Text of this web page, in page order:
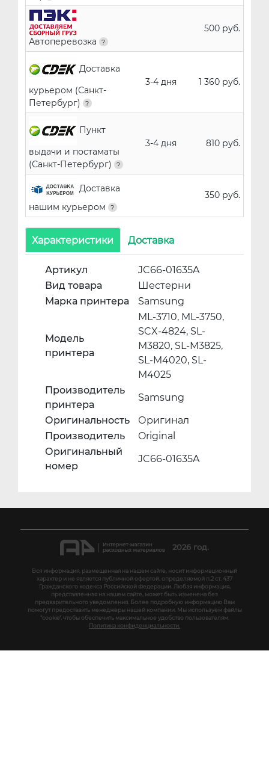
Автоперевозка
500 руб.
Доставка
курьером (Санкт-
Петербург)
3-4 дня 1 360 руб.
Пункт
выдачи и постаматы
(Санкт-Петербург)
3-4 дня 810 руб.
Доставка
нашим курьером
350 руб.
Характеристики Доставка
Артикул
JC66-01635A
Вид товара
Шестерни
Марка принтера
Samsung
Модель
принтера
ML-3710, ML-3750,
SCX-4824, SL-
M3820, SL-M3825,
SL-M4020, SL-
M4025
Производитель
принтера
Samsung
Оригинальность
Оригинал
Производитель
Original
Оригинальный
номер
JC66-01635A
2026 год.
Вся информация, размещенная на нашем сайте, носит информационный
характер и не является публичной офертой, определяемой п.2 ст. 437
Гражданского кодекса Российской Федерации. Любая информация,
представленная на нашем сайте, может быть изменена без
предварительного уведомления. Более подробную информацию Вам
помогут предоставить менеджеры нашей компании. Мы используем файлы
"cookie", чтобы обеспечить максимальное удобство пользователям.
Политика конфиденциальности.